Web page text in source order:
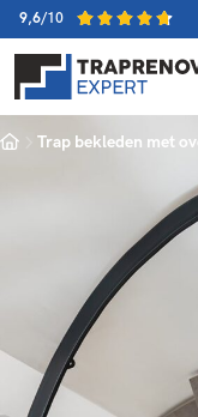
9,6/10
HomeTrap bekleden met